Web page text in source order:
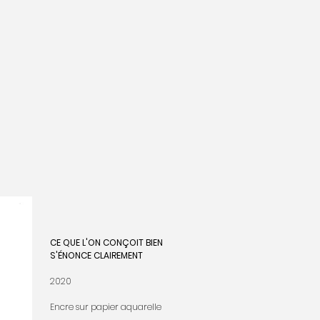
CE QUE L'ON CONÇOIT BIEN
S'ÉNONCE CLAIREMENT
2020
Encre sur papier aquarelle